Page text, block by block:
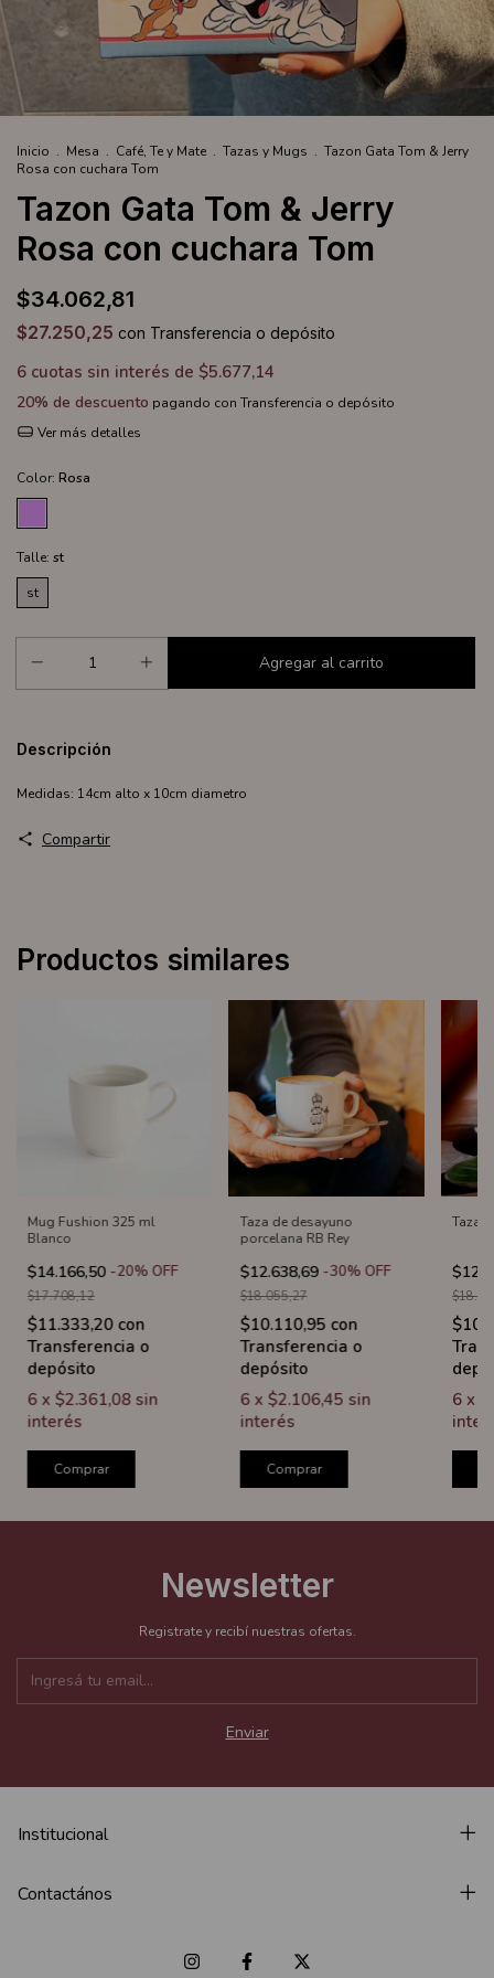
Inicio . Mesa . Café, Te y Mate . Tazas y Mugs . Tazon Gata Tom & Jerry
Rosa con cuchara Tom
Tazon Gata Tom & Jerry
Rosa con cuchara Tom
$34.062,81
$27.250,25 con Transferencia o depósito
6 cuotas sin interés de $5.677,14
20% de descuento pagando con Transferencia o depósito
Ver más detalles
Color: Rosa
Talle: st
st
Descripción
Medidas: 14cm alto x 10cm diametro
Compartir
Productos similares
Mug Fushion 325 ml
Blanco
$14.166,50 -20% OFF
$17.708,12
$11.333,20 con
Transferencia o
depósito
6 x $2.361,08 sin
interés
Comprar
Taza de desayuno
porcelana RB Rey
$12.638,69 -30% OFF
$18.055,27
$10.110,95 con
Transferencia o
depósito
6 x $2.106,45 sin
interés
Comprar
Taza
6 x
Newsletter
Registrate y recibí nuestras ofertas.
Institucional
Contactános